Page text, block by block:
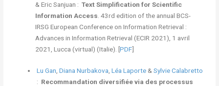
& Eric Sanjuan :Text Simplification for Scientific
Information Access. 43rd edition of the annual BCS-
IRSG European Conference on Information Retrieval :
Advances in Information Retrieval (ECIR 2021), 1 avril
2021, Lucca (virtual) (Italie). [PDF]
Lu Gan ,Diana Nurbakova ,Léa Laporte &Sylvie Calabretto
: Recommandation diversifiée via des processus